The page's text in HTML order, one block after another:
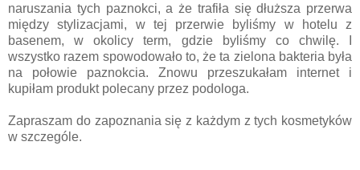
naruszania tych paznokci, a że trafiła się dłuższa przerwa
między stylizacjami, w tej przerwie byliśmy w hotelu z
basenem, w okolicy term, gdzie byliśmy co chwilę. I
wszystko razem spowodowało to, że ta zielona bakteria była
na połowie paznokcia. Znowu przeszukałam internet i
kupiłam produkt polecany przez podologa.
Zapraszam do zapoznania się z każdym z tych kosmetyków
w szczególe.